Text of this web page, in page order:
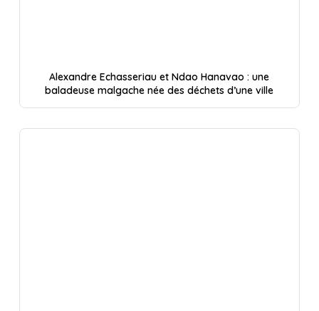
Alexandre Echasseriau et Ndao Hanavao : une
baladeuse malgache née des déchets d’une ville